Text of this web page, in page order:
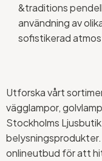
&traditions
användning av
sofistikerad
Utforska vårt
vägglampor,
Stockholms
onlineutbud för att